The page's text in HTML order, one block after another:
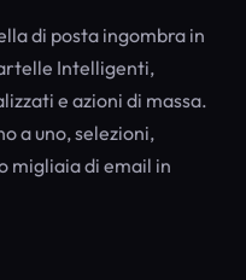
di posta ingombra in
Intelligenti,
e azioni di massa.
a uno, selezioni,
migliaia di email in